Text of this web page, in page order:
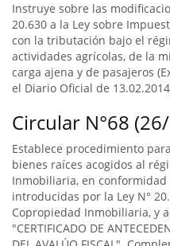
Instruye sobre las
20.630 a la Ley sobre
con la tributación bajo el
actividades agrícolas, de la
carga ajena y de pasajeros
el Diario Oficial de
Circular N°68
Establece procedimiento
bienes raíces acogidos al
Inmobiliaria, en conformidad
introducidas por la Ley N°
Copropiedad Inmobiliaria, y
"CERTIFICADO DE